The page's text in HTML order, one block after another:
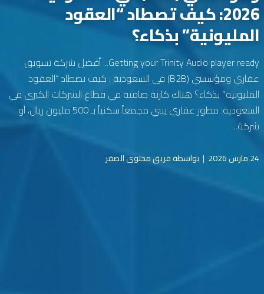
2026: كيف تصطاد “العقود
المليونية” بذكاء؟
Getting your Trinity Audio player ready... أفضل شركة تسويق
عقاري ومؤسسي (B2B) في السعودية : كيف تصطاد “العقود
المليونية” بذكاء؟ هناك كارثة صامتة في قطاع الشركات الكبرى في
السعودية: مطور عقاري يبني مجمعاً سكنياً بـ 500 مليون ريال، أو
شركة...
24 مارس 2026 | بواسطة فريق محتوى الصقر